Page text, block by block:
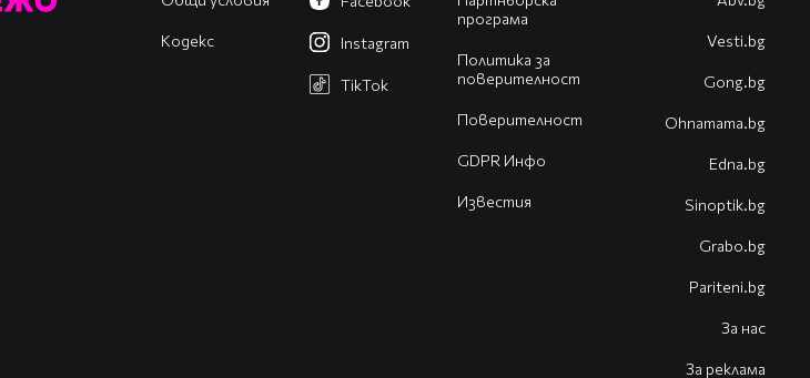
Кодекс
програма
Политика за
поверителност
Поверителност
GDPR Инфо
Известия
Instagram
TikTok
Vesti.bg
Gong.bg
Оhnamama.bg
Edna.bg
Sinoptik.bg
Grabo.bg
Pariteni.bg
За нас
За реклама